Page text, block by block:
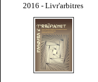
2016 - Livr'arbitres